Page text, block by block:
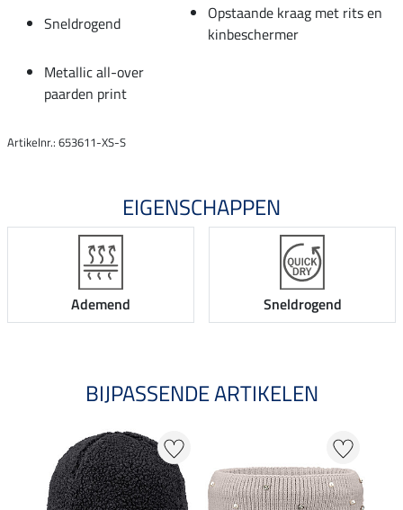
Sneldrogend
Opstaande kraag met rits en
kinbeschermer
Metallic all-over
paarden print
Artikelnr.: 653611-XS-S
EIGENSCHAPPEN
Ademend Sneldrogend
BIJPASSENDE ARTIKELEN